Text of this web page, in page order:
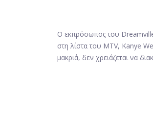
Ο εκπρόσωπος του Dreamville
στη λίστα του MTV, Kanye
μακριά, δεν χρειάζεται να